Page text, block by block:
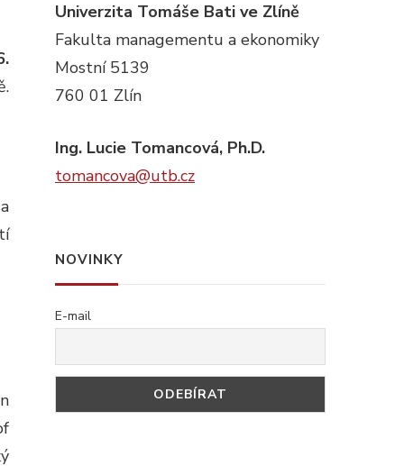
Univerzita Tomáše Bati ve Zlíně
Fakulta managementu a ekonomiky
Mostní 5139
760 01 Zlín
Ing. Lucie Tomancová, Ph.D.
tomancova@utb.cz
NOVINKY
E-mail